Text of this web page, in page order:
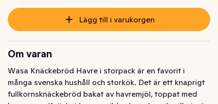
Lägg till i varukorgen
Om varan
Wasa Knäckebröd Havre i storpack är en favorit i
många svenska hushåll och storkök. Det är ett knaprigt
fullkornsknäckebröd bakat av havremjöl, toppat med